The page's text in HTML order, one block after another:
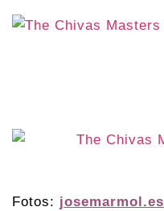
Fotos: josemarmol.es